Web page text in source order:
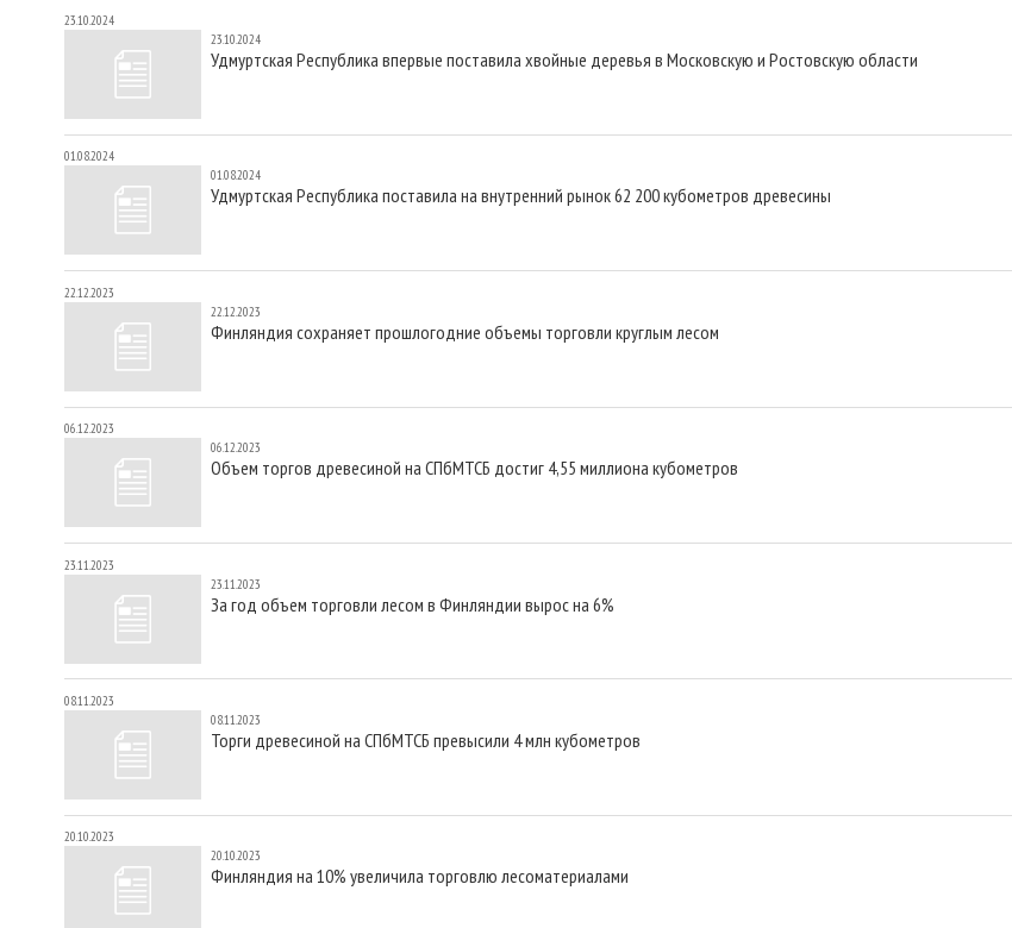
23.10.2024
23.10.2024
Удмуртская Республика впервые поставила хвойные деревья в Московскую и Ростовскую области
01.08.2024
01.08.2024
Удмуртская Республика поставила на внутренний рынок 62 200 кубометров древесины
22.12.2023
22.12.2023
Финляндия сохраняет прошлогодние объемы торговли круглым лесом
06.12.2023
06.12.2023
Объем торгов древесиной на СПбМТСБ достиг 4,55 миллиона кубометров
23.11.2023
23.11.2023
За год объем торговли лесом в Финляндии вырос на 6%
08.11.2023
08.11.2023
Торги древесиной на СПбМТСБ превысили 4 млн кубометров
20.10.2023
20.10.2023
Финляндия на 10% увеличила торговлю лесоматериалами